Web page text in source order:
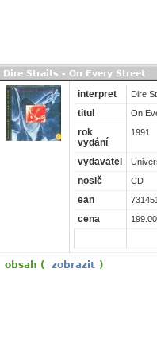
Dire Straits - On Every Street
interpret Dire
titul On
rok
vydání
1991
vydavatel
nosič CD
ean
cena
obsah ( zobrazit )